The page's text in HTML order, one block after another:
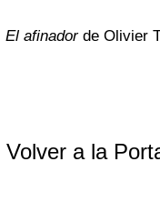
El afinadorde Olivier
Volver a la